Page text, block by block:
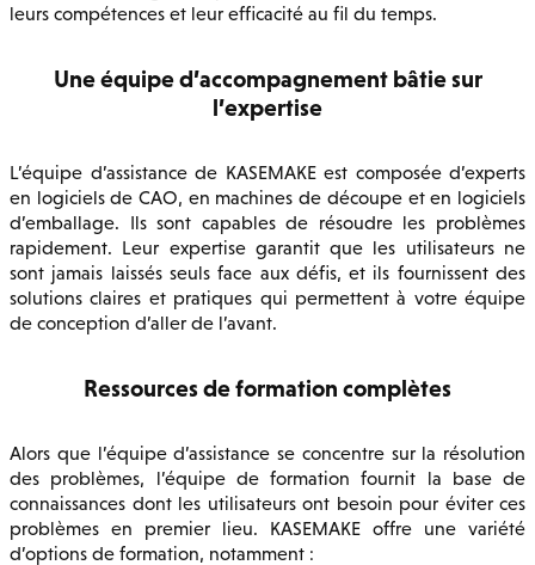
leurs compétences et leur efficacité au fil du temps.
Une équipe d’accompagnement bâtie sur
l’expertise
L’équipe d’assistance de KASEMAKE est composée d’experts
en logiciels de CAO, en machines de découpe et en logiciels
d’emballage. Ils sont capables de résoudre les problèmes
rapidement. Leur expertise garantit que les utilisateurs ne
sont jamais laissés seuls face aux défis, et ils fournissent des
solutions claires et pratiques qui permettent à votre équipe
de conception d’aller de l’avant.
Ressources de formation complètes
Alors que l’équipe d’assistance se concentre sur la résolution
des problèmes, l’équipe de formation fournit la base de
connaissances dont les utilisateurs ont besoin pour éviter ces
problèmes en premier lieu. KASEMAKE offre une variété
d’options de formation, notamment :